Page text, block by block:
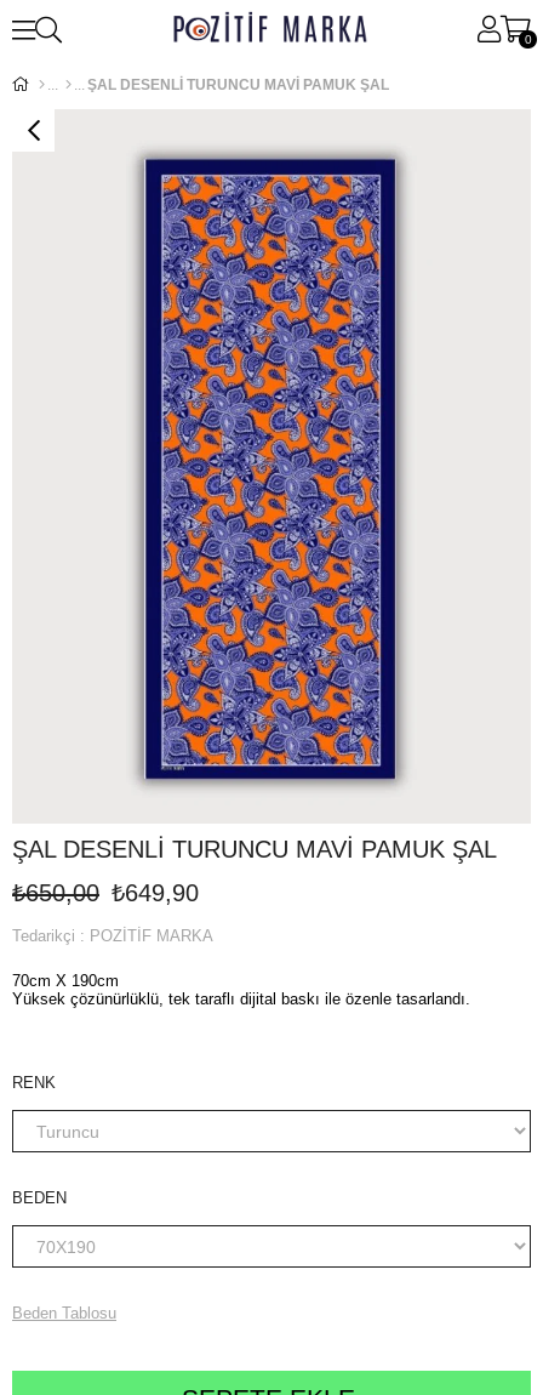
0
ŞAL DESENLİ TURUNCU MAVİ PAMUK ŞAL
ŞAL DESENLİ TURUNCU MAVİ PAMUK ŞAL
₺650,00 ₺649,90
Tedarikçi : POZİTİF MARKA
70cm X 190cm
Yüksek çözünürlüklü, tek taraflı dijital baskı ile özenle tasarlandı.
RENK
BEDEN
Beden Tablosu